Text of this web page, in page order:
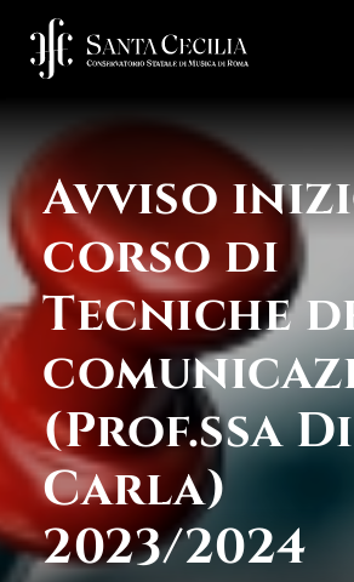
Avviso
corso di
Tecniche
(Prof.ssa
Carla)
2023/2024